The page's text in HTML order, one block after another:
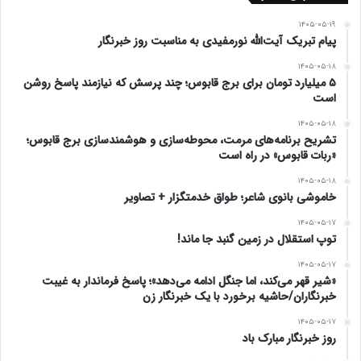
باید ائمه جمعه، علما و مسوولان همدل و هم اندیش
برای رفع مشکلات تلاش کنند.
ادامه این مراسم ضمن تشکر و قدردانی از علما، ائمه
جمعه و جماعات، اعضای شورای تامین، شوراهای
اسلامی شهر و روستا و دهیاران و مدیران استانی و
شهرستانی، گزارشی از اقدامات و پیگیری های انجام
گرفته توسط خود در طول ۱۴ ماه را به حاضرین ارائه
نمود.
۱۴۰۵-۰۵-۱۹
پیام تبریک آیت‌الله نورمفیدی به مناسبت روز خبرنگار
۱۴۰۵-۰۵-۱۸
۵ میلیارد تومان برای برج قابوس؛ چند پرسش که نیازمند پاسخ روشن
است
۱۴۰۵-۰۵-۱۸
تشریح برنامه‌های مرمت، محوطه‌سازی و هوشمندسازی برج قابوس؛
«ربات قابوس» در راه است
۱۴۰۵-۰۵-۱۸
خاموشی بانوی شاعر؛ طواق خدمتگزار + تصاویر
۱۴۰۵-۰۵-۱۷
توپ استقلال در زمین گنبد جا ماند!
۱۴۰۵-۰۵-۱۷
«شیر قهر می‌کند، اما جنگل ادامه می‌دهد»؛ پاسخ فرماندار به غیبت
خبرنگاران/حاشیه برخورد با یک خبرنگار زن
۱۴۰۵-۰۵-۱۷
روز خبرنگار مبارک باد